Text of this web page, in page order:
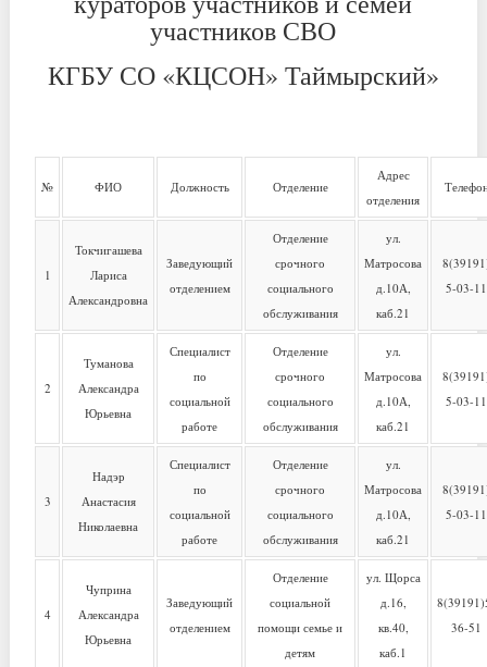
участников СВО
КГБУ СО «КЦСОН» Таймырский»
№ ФИО Должность Отделение
Адрес
отделения
1
Токчигашева
Лариса
Александровна
Заведующий
отделением
Отделение
срочного
социального
обслуживания
ул.
Матросова
д.10А,
каб.21
5-03-11
2
Туманова
Александра
Юрьевна
Специалист
по
социальной
работе
Отделение
срочного
социального
обслуживания
ул.
Матросова
д.10А,
каб.21
5-03-11
3
Надэр
Анастасия
Николаевна
Специалист
по
социальной
работе
Отделение
срочного
социального
обслуживания
ул.
Матросова
д.10А,
каб.21
5-03-11
4
Чуприна
Александра
Юрьевна
Заведующий
отделением
Отделение
социальной
помощи семье и
детям
ул. Щорса
д.16,
кв.40,
каб.1
36-51